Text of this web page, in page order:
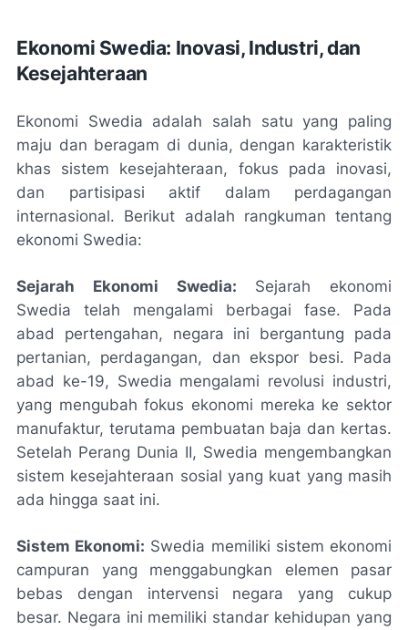
Ekonomi Swedia: Inovasi, Industri, dan
Kesejahteraan
Ekonomi Swedia adalah salah satu yang paling
maju dan beragam di dunia, dengan karakteristik
khas sistem kesejahteraan, fokus pada inovasi,
dan partisipasi aktif dalam perdagangan
internasional. Berikut adalah rangkuman tentang
ekonomi Swedia:
Sejarah Ekonomi Swedia: Sejarah ekonomi
Swedia telah mengalami berbagai fase. Pada
abad pertengahan, negara ini bergantung pada
pertanian, perdagangan, dan ekspor besi. Pada
abad ke-19, Swedia mengalami revolusi industri,
yang mengubah fokus ekonomi mereka ke sektor
manufaktur, terutama pembuatan baja dan kertas.
Setelah Perang Dunia II, Swedia mengembangkan
sistem kesejahteraan sosial yang kuat yang masih
ada hingga saat ini.
Sistem Ekonomi: Swedia memiliki sistem ekonomi
campuran yang menggabungkan elemen pasar
bebas dengan intervensi negara yang cukup
besar. Negara ini memiliki standar kehidupan yang